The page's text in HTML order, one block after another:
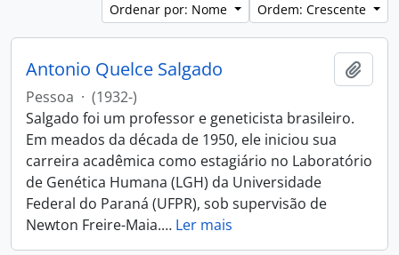
Ordenar por: Nome Ordem: Crescente
Antonio Quelce Salgado
Pessoa · (1932-)
Salgado foi um professor e geneticista brasileiro.
Em meados da década de 1950, ele iniciou sua
carreira acadêmica como estagiário no Laboratório
de Genética Humana (LGH) da Universidade
Federal do Paraná (UFPR), sob supervisão de
Newton Freire-Maia.… Ler mais